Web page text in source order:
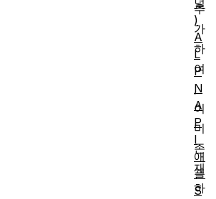
추
가
하
여
,
이
미
존
재
하
)
A
L
P
N
A
P
I
애
플
S